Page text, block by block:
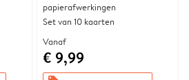
papierafwerkingen
Set van 10 kaarten
Vanaf
€ 9,99